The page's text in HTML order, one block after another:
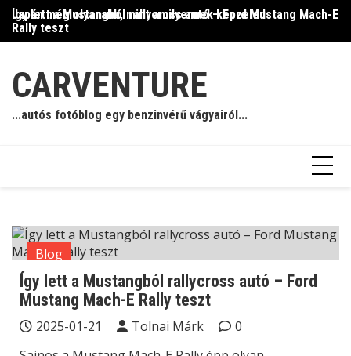
Skip
content
Így lett a Mustangból rallycross autó – Ford Mustang Mach-E
Rally teszt
Japán még olyanabb, mint amilyennek képzeled
CARVENTURE
...autós fotóblog egy benzinvérű vágyairól...
Blog
Így lett a Mustangból rallycross autó – Ford
Mustang Mach-E Rally teszt
2025-01-21 Tolnai Márk
0